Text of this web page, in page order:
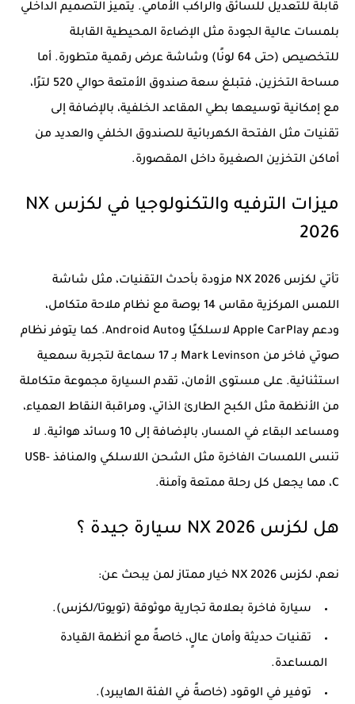
قابلة للتعديل للسائق والراكب الأمامي. يتميز التصميم الداخلي
بلمسات عالية الجودة مثل الإضاءة المحيطية القابلة
للتخصيص (حتى 64 لونًا) وشاشة عرض رقمية متطورة. أما
مساحة التخزين، فتبلغ سعة صندوق الأمتعة حوالي 520 لترًا،
مع إمكانية توسيعها بطي المقاعد الخلفية، بالإضافة إلى
تقنيات مثل الفتحة الكهربائية للصندوق الخلفي والعديد من
أماكن التخزين الصغيرة داخل المقصورة.
ميزات الترفيه والتكنولوجيا في لكزس NX
2026
تأتي لكزس NX 2026 مزودة بأحدث التقنيات، مثل شاشة
اللمس المركزية مقاس 14 بوصة مع نظام ملاحة متكامل،
ودعم Apple CarPlay لاسلكيًا وAndroid Auto. كما يتوفر نظام
صوتي فاخر من Mark Levinson بـ 17 سماعة لتجربة سمعية
استثنائية. على مستوى الأمان، تقدم السيارة مجموعة متكاملة
من الأنظمة مثل الكبح الطارئ الذاتي، ومراقبة النقاط العمياء،
ومساعد البقاء في المسار، بالإضافة إلى 10 وسائد هوائية. لا
تنسى اللمسات الفاخرة مثل الشحن اللاسلكي والمنافذ USB-
C، مما يجعل كل رحلة ممتعة وآمنة.
هل لكزس NX 2026 سيارة جيدة ؟
نعم، لكزس NX 2026 خيار ممتاز لمن يبحث عن:
سيارة فاخرة بعلامة تجارية موثوقة (تويوتا/لكزس).
تقنيات حديثة وأمان عالٍ، خاصةً مع أنظمة القيادة
المساعدة.
توفير في الوقود (خاصةً في الفئة الهايبرد).